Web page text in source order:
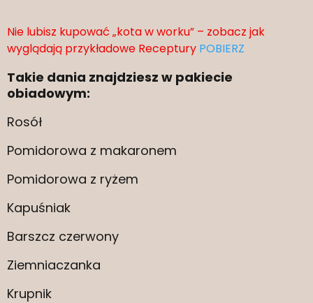
Nie lubisz kupować „kota w worku” – zobacz jak
wyglądają przykładowe Receptury POBIERZ
Takie dania znajdziesz w pakiecie
obiadowym:
Rosół
Pomidorowa z makaronem
Pomidorowa z ryżem
Kapuśniak
Barszcz czerwony
Ziemniaczanka
Krupnik